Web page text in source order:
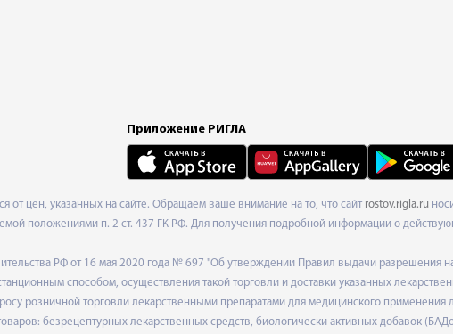
Приложение РИГЛА
от цен, указанных на сайте. Обращаем ваше внимание на то, что сайт rostov.rigla.ru
положениями п. 2 ст. 437 ГК РФ. Для получения подробной информации о
РФ от 16 мая 2020 года № 697 "Об утверждении Правил выдачи разрешения
способом, осуществления такой торговли и доставки указанных
розничной торговли лекарственными препаратами для медицинского применения
безрецептурных лекарственных средств, биологически активных добавок